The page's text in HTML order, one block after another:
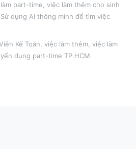
part-time, việc làm thêm cho sinh
dụng AI thông minh để tìm việc
Kế Toán việc làm thêm , việc làm
dụng part-time TP.HCM